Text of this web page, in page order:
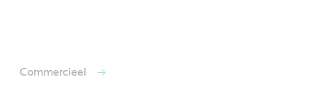
Commercieel